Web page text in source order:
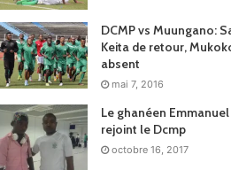
DCMP vs Muungano:
Keita de retour,
absent
mai 7, 2016
Le ghanéen
rejoint le Dcmp
octobre 16, 2017